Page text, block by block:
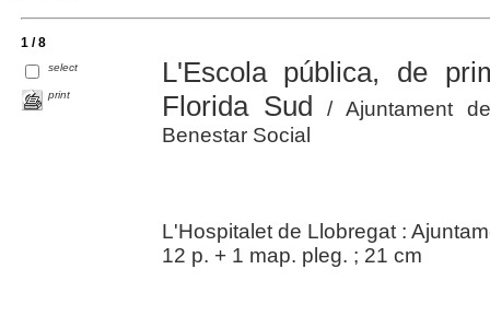
1 / 8
select
print
L'Escola pública, de
Florida Sud / Ajuntament
Benestar Social
L'Hospitalet de Llobregat :
12 p. + 1 map. pleg. ; 21 cm